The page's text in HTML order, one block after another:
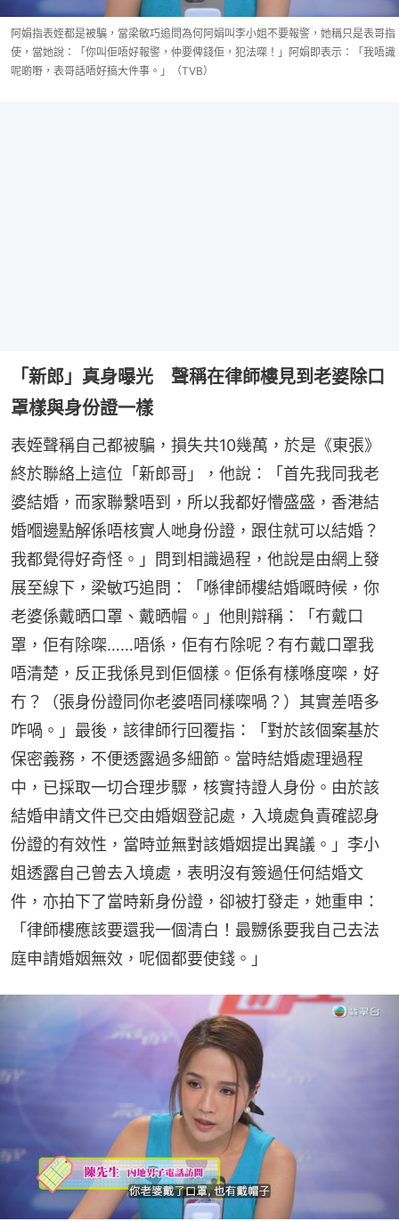
阿娟指表姪都是被騙，當梁敏巧追問為何阿娟叫李小姐不要報警，她稱只是表哥指
使，當她說：「你叫佢唔好報警，仲要俾錢佢，犯法㗎！」阿娟即表示：「我唔識
呢啲嘢，表哥話唔好搞大件事。」（TVB）
「新郎」真身曝光 聲稱在律師樓見到老婆除口
罩樣與身份證一樣
表姪聲稱自己都被騙，損失共10幾萬，於是《東張》
終於聯絡上這位「新郎哥」，他說：「首先我同我老
婆結婚，而家聯繫唔到，所以我都好懵盛盛，香港結
婚嗰邊點解係唔核實人哋身份證，跟住就可以結婚？
我都覺得好奇怪。」問到相識過程，他說是由網上發
展至線下，梁敏巧追問：「喺律師樓結婚嘅時候，你
老婆係戴晒口罩、戴晒帽。」他則辯稱：「冇戴口
罩，佢有除㗎……唔係，佢有冇除呢？有冇戴口罩我
唔清楚，反正我係見到佢個樣。佢係有樣喺度㗎，好
冇？（張身份證同你老婆唔同樣㗎喎？）其實差唔多
咋喎。」最後，該律師行回覆指：「對於該個案基於
保密義務，不便透露過多細節。當時結婚處理過程
中，已採取一切合理步驟，核實持證人身份。由於該
結婚申請文件已交由婚姻登記處，入境處負責確認身
份證的有效性，當時並無對該婚姻提出異議。」李小
姐透露自己曾去入境處，表明沒有簽過任何結婚文
件，亦拍下了當時新身份證，卻被打發走，她重申：
「律師樓應該要還我一個清白！最嬲係要我自己去法
庭申請婚姻無效，呢個都要使錢。」